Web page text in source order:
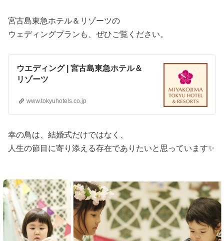
宮古島東急ホテル＆リゾーツの
ウェディングプランも、ぜひご覧ください。
ウエディング | 宮古島東急ホテル＆
リゾーツ
www.tokyuhotels.co.jp
幸の鳥は、結婚式だけではなく、
人生の節目に寄り添える存在でありたいと思っています✨